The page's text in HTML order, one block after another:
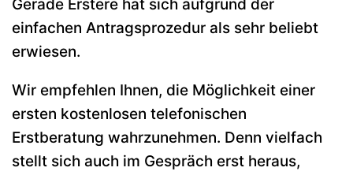
Gerade Erstere hat sich aufgrund der
einfachen Antragsprozedur als sehr beliebt
erwiesen.
Wir empfehlen Ihnen, die Möglichkeit einer
ersten kostenlosen telefonischen
Erstberatung wahrzunehmen. Denn vielfach
stellt sich auch im Gespräch erst heraus,